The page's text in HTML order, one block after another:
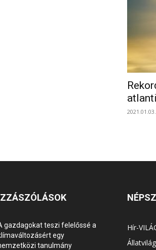
2021.01.03.
gazdagokat teszi felelőssé a
egy
tanulmány
Hír-
Állatvilág